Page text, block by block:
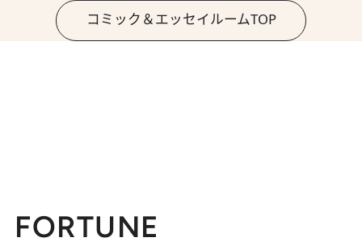
コミック＆エッセイルームTOP
FORTUNE